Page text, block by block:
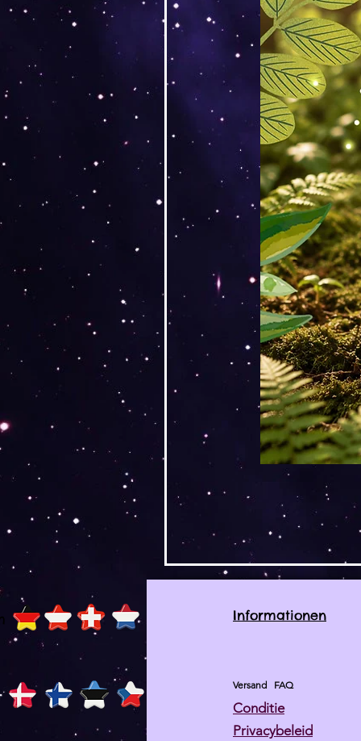
Informationen
Versand FAQ
Conditie
Privacybeleid